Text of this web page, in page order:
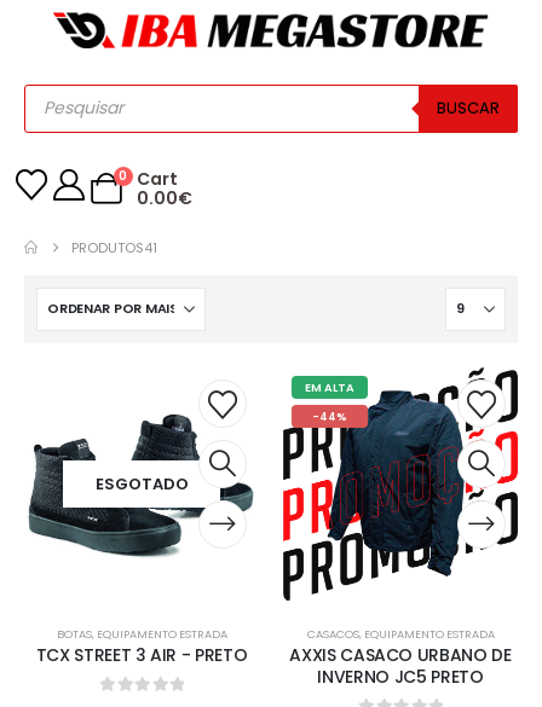
BUSCAR
0
Cart
0.00€
PRODUTOS41
ESGOTADO
BOTAS, EQUIPAMENTO ESTRADA
TCX STREET 3 AIR - PRETO
EM ALTA
-44%
CASACOS, EQUIPAMENTO ESTRADA
AXXIS CASACO URBANO DE
INVERNO JC5 PRETO